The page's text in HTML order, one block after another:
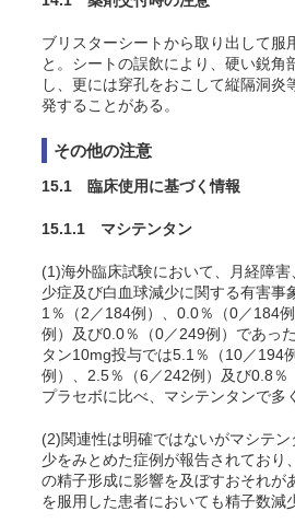
ブリスターシートから取り出して服
と。シートの誤飲により、硬い鋭角
し、更には穿孔をおこして縦隔洞炎
発することがある。
その他の注意
15.1 臨床使用に基づく情報
15.1.1 マシテンタン
(1)海外臨床試験において、月経障
少症及び白血球減少に関する有害事
1％（2／184例）、0.0％（0／184
例）及び0.0％（0／249例）であっ
タン10mg投与では5.1％（10／194
例）、2.5％（6／242例）及び0.8％
プラセボに比べ、マシテンタンで多
(2)関連性は明確ではないがマシテ
少をみとめた症例が報告されており
の精子形成に影響を及ぼすおそれが
を服用した患者においても精子数減